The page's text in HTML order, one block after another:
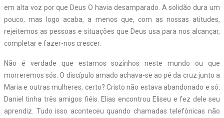
em alta voz por que Deus O havia desamparado. A solidão dura um
pouco, mas logo acaba, a menos que, com as nossas atitudes,
rejeitemos as pessoas e situações que Deus usa para nos alcançar,
completar e fazer-nos crescer.
Não é verdade que estamos sozinhos neste mundo ou que
morreremos sós. O discípulo amado achava-se ao pé da cruz junto a
Maria e outras mulheres, certo? Cristo não estava abandonado e só.
Daniel tinha três amigos fiéis. Elias encontrou Eliseu e fez dele seu
aprendiz. Tudo isso aconteceu quando chamadas telefônicas não